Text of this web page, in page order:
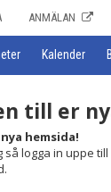
ANMÄLAN
Kalender
till er
hemsida!
så logga in uppe